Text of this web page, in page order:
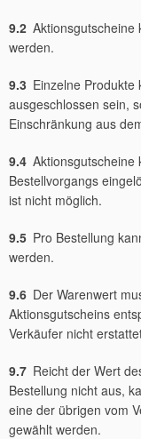
9.2 Aktionsgutscheine
werden.
9.3 Einzelne Produkte
ausgeschlossen sein,
Einschränkung aus
9.4 Aktionsgutscheine
Bestellvorgangs
ist nicht möglich.
9.5 Pro Bestellung
werden.
9.6 Der Warenwert
Aktionsgutscheins
Verkäufer nicht
9.7 Reicht der Wert
Bestellung nicht aus,
eine der übrigen vom
gewählt werden.